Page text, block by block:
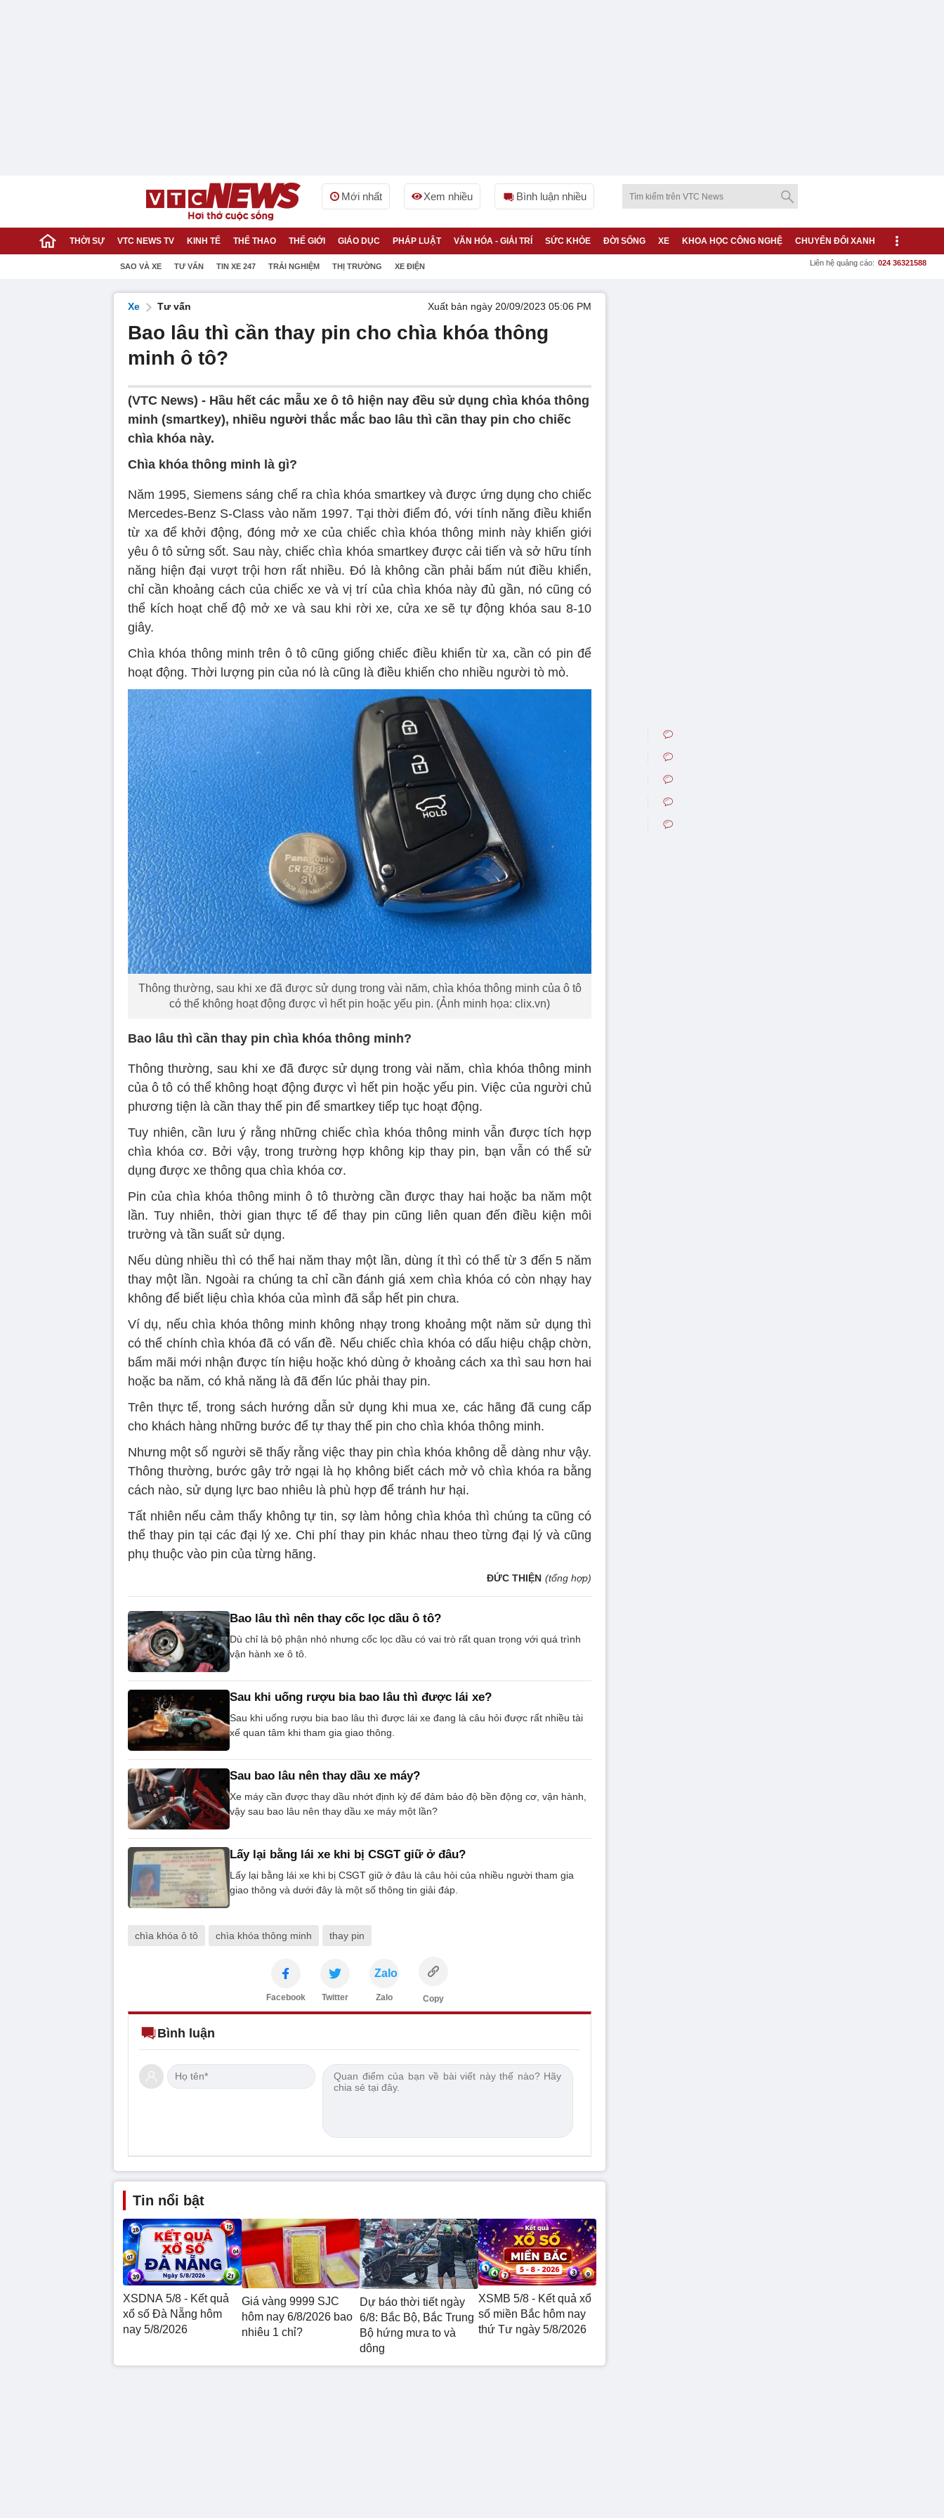
Mới nhất Xem nhiều Bình luận nhiều
THỜI SỰ VTC NEWS TV KINH TẾ THỂ THAO THẾ GIỚI GIÁO DỤC PHÁP LUẬT VĂN HÓA - GIẢI TRÍ SỨC KHỎE ĐỜI SỐNG XE KHOA HỌC CÔNG NGHỆ CHUYỂN ĐỔI XANH
SAO VÀ XE TƯ VẤN TIN XE 247 TRẢI NGHIỆM THỊ TRƯỜNG XE ĐIỆN Liên hệ quảng cáo: 024 36321588
Xe Tư vấn Xuất bản ngày 20/09/2023 05:06 PM
Bao lâu thì cần thay pin cho chìa khóa thông
minh ô tô?
(VTC News) - Hầu hết các mẫu xe ô tô hiện nay đều sử dụng chìa khóa thông
minh (smartkey), nhiều người thắc mắc bao lâu thì cần thay pin cho chiếc
chìa khóa này.
Chìa khóa thông minh là gì?
Năm 1995, Siemens sáng chế ra chìa khóa smartkey và được ứng dụng cho chiếc
Mercedes-Benz S-Class vào năm 1997. Tại thời điểm đó, với tính năng điều khiển
từ xa để khởi động, đóng mở xe của chiếc chìa khóa thông minh này khiến giới
yêu ô tô sửng sốt. Sau này, chiếc chìa khóa smartkey được cải tiến và sở hữu tính
năng hiện đại vượt trội hơn rất nhiều. Đó là không cần phải bấm nút điều khiển,
chỉ cần khoảng cách của chiếc xe và vị trí của chìa khóa này đủ gần, nó cũng có
thể kích hoạt chế độ mở xe và sau khi rời xe, cửa xe sẽ tự động khóa sau 8-10
giây.
Chìa khóa thông minh trên ô tô cũng giống chiếc điều khiển từ xa, cần có pin để
hoạt động. Thời lượng pin của nó là cũng là điều khiến cho nhiều người tò mò.
Thông thường, sau khi xe đã được sử dụng trong vài năm, chìa khóa thông minh của ô tô
có thể không hoạt động được vì hết pin hoặc yếu pin. (Ảnh minh họa: clix.vn)
Bao lâu thì cần thay pin chìa khóa thông minh?
Thông thường, sau khi xe đã được sử dụng trong vài năm, chìa khóa thông minh
của ô tô có thể không hoạt động được vì hết pin hoặc yếu pin. Việc của người chủ
phương tiện là cần thay thế pin để smartkey tiếp tục hoạt động.
Tuy nhiên, cần lưu ý rằng những chiếc chìa khóa thông minh vẫn được tích hợp
chìa khóa cơ. Bởi vậy, trong trường hợp không kịp thay pin, bạn vẫn có thể sử
dụng được xe thông qua chìa khóa cơ.
Pin của chìa khóa thông minh ô tô thường cần được thay hai hoặc ba năm một
lần. Tuy nhiên, thời gian thực tế để thay pin cũng liên quan đến điều kiện môi
trường và tần suất sử dụng.
Nếu dùng nhiều thì có thể hai năm thay một lần, dùng ít thì có thể từ 3 đến 5 năm
thay một lần. Ngoài ra chúng ta chỉ cần đánh giá xem chìa khóa có còn nhạy hay
không để biết liệu chìa khóa của mình đã sắp hết pin chưa.
Ví dụ, nếu chìa khóa thông minh không nhạy trong khoảng một năm sử dụng thì
có thể chính chìa khóa đã có vấn đề. Nếu chiếc chìa khóa có dấu hiệu chập chờn,
bấm mãi mới nhận được tín hiệu hoặc khó dùng ở khoảng cách xa thì sau hơn hai
hoặc ba năm, có khả năng là đã đến lúc phải thay pin.
Trên thực tế, trong sách hướng dẫn sử dụng khi mua xe, các hãng đã cung cấp
cho khách hàng những bước để tự thay thế pin cho chìa khóa thông minh.
Nhưng một số người sẽ thấy rằng việc thay pin chìa khóa không dễ dàng như vậy.
Thông thường, bước gây trở ngại là họ không biết cách mở vỏ chìa khóa ra bằng
cách nào, sử dụng lực bao nhiêu là phù hợp để tránh hư hại.
Tất nhiên nếu cảm thấy không tự tin, sợ làm hỏng chìa khóa thì chúng ta cũng có
thể thay pin tại các đại lý xe. Chi phí thay pin khác nhau theo từng đại lý và cũng
phụ thuộc vào pin của từng hãng.
ĐỨC THIỆN (tổng hợp)
Bao lâu thì nên thay cốc lọc dầu ô tô?
Dù chỉ là bộ phận nhỏ nhưng cốc lọc dầu có vai trò rất quan trọng với quá trình
vận hành xe ô tô.
Sau khi uống rượu bia bao lâu thì được lái xe?
Sau khi uống rượu bia bao lâu thì được lái xe đang là câu hỏi được rất nhiều tài
xế quan tâm khi tham gia giao thông.
Sau bao lâu nên thay dầu xe máy?
Xe máy cần được thay dầu nhớt định kỳ để đảm bảo độ bền động cơ, vận hành,
vậy sau bao lâu nên thay dầu xe máy một lần?
Lấy lại bằng lái xe khi bị CSGT giữ ở đâu?
Lấy lại bằng lái xe khi bị CSGT giữ ở đâu là câu hỏi của nhiều người tham gia
giao thông và dưới đây là một số thông tin giải đáp.
chìa khóa ô tô chìa khóa thông minh thay pin
Facebook Twitter
Zalo
Zalo Copy
Bình luận
Tin nổi bật
XSDNA 5/8 - Kết quả
xổ số Đà Nẵng hôm
nay 5/8/2026
Giá vàng 9999 SJC
hôm nay 6/8/2026 bao
nhiêu 1 chỉ?
Dự báo thời tiết ngày
6/8: Bắc Bộ, Bắc Trung
Bộ hứng mưa to và
dông
XSMB 5/8 - Kết quả xổ
số miền Bắc hôm nay
thứ Tư ngày 5/8/2026